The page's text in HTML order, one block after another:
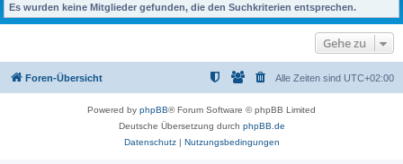
Es wurden keine Mitglieder gefunden, die den Suchkriterien entsprechen.
Gehe zu
Foren-Übersicht Alle Zeiten sind UTC+02:00
Powered by phpBB® Forum Software © phpBB Limited
Deutsche Übersetzung durch phpBB.de
Datenschutz| Nutzungsbedingungen